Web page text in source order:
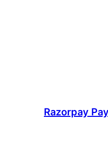
Razorpay